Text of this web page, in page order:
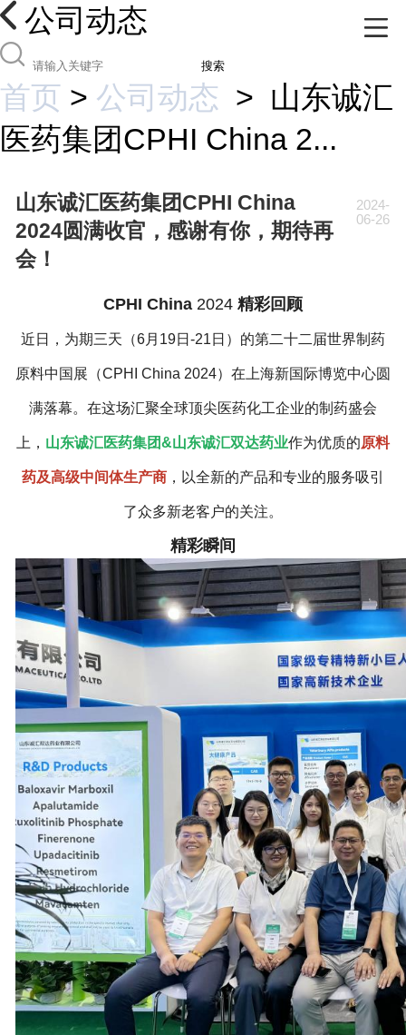
公司动态
搜索
首页 > 公司动态 > 山东诚汇
医药集团CPHI China 2...
山东诚汇医药集团CPHI China
2024圆满收官，感谢有你，期待再
会！
2024-
06-26
CPHI China 2024 精彩回顾
近日，为期三天（6月19日-21日）的第二十二届世界制药
原料中国展（CPHI China 2024）在上海新国际博览中心圆
满落幕。在这场汇聚全球顶尖医药化工企业的制药盛会
上， 山东诚汇医药集团&山东诚汇双达药业作为优质的原料
药及高级中间体生产商 ，以全新的产品和专业的服务吸引
了众多新老客户的关注。
精彩瞬间